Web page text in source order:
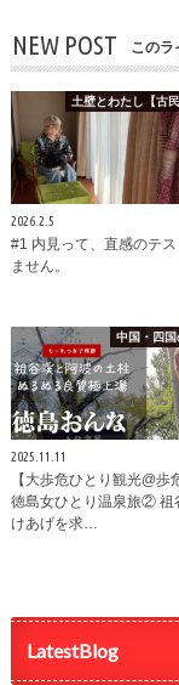
NEW POST このラ
土壁とわたし【古
2026.2.5
#1 内見って、直感のテ
ません。
中国・四
2025.11.11
【大歩危ひとり観光@歩
徳島女ひとり温泉旅② 祖
けあげを求…
LatestBlog